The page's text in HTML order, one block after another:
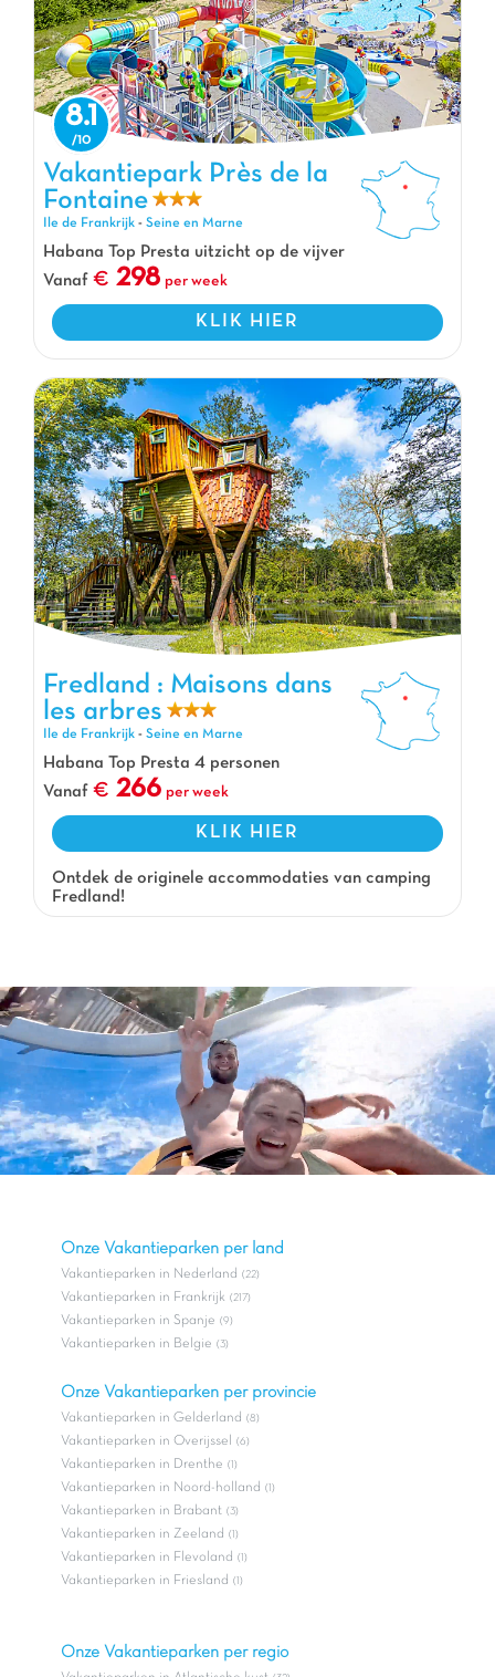
Vakantiepark Près de la Fontaine, Vakantiepark Ile de Frankrijk
8.1
Vakantiepark Près de la
Fontaine
Ile de Frankrijk - Seine en Marne
Habana Top Presta uitzicht op de vijver
Vanaf
298 per week
KLIK HIER
Fredland : Maisons dans les arbres, Vakantiepark Ile de Frankrijk
Fredland : Maisons dans
les arbres
Ile de Frankrijk - Seine en Marne
Habana Top Presta 4 personen
Vanaf
266 per week
KLIK HIER
Ontdek de originele accommodaties van camping
Fredland!
Onze Vakantieparken per land
Vakantieparken in Nederland (22)
Vakantieparken in Frankrijk (217)
Vakantieparken in Spanje (9)
Vakantieparken in Belgie (3)
Onze Vakantieparken per provincie
Vakantieparken in Gelderland (8)
Vakantieparken in Overijssel (6)
Vakantieparken in Drenthe (1)
Vakantieparken in Noord-holland (1)
Vakantieparken in Brabant (3)
Vakantieparken in Zeeland (1)
Vakantieparken in Flevoland (1)
Vakantieparken in Friesland (1)
Onze Vakantieparken per regio